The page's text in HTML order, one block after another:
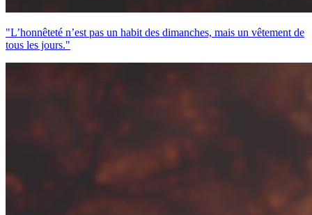
"L’honnêteté n’est pas un habit des dimanches, mais un vêtement de
tous les jours."